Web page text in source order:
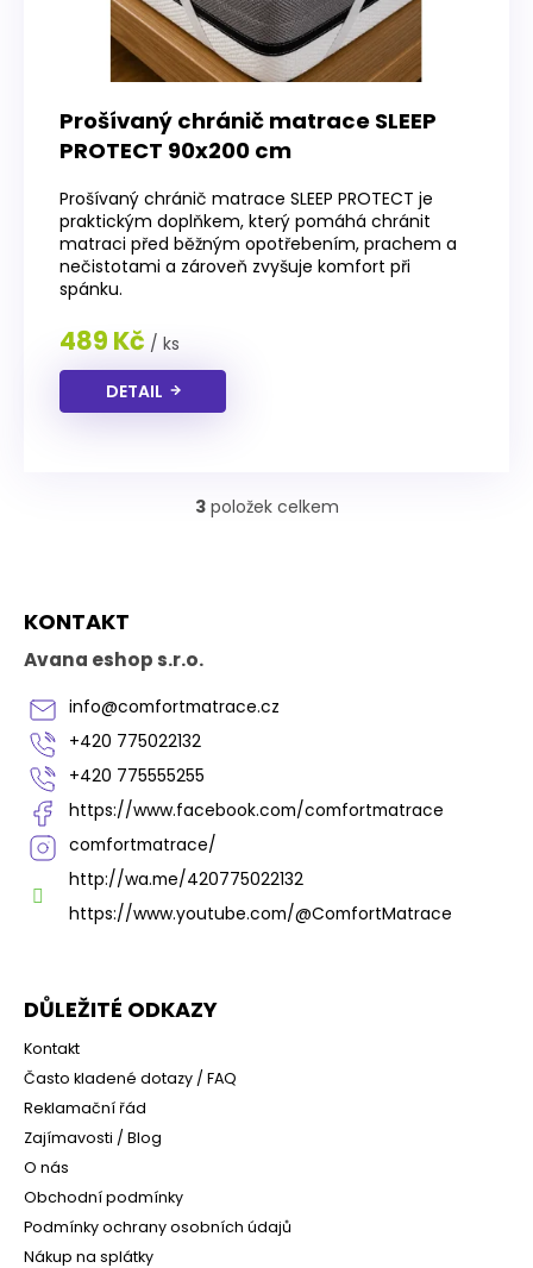
Prošívaný chránič matrace SLEEP
PROTECT 90x200 cm
Prošívaný chránič matrace SLEEP PROTECT je
praktickým doplňkem, který pomáhá chránit
matraci před běžným opotřebením, prachem a
nečistotami a zároveň zvyšuje komfort při
spánku.
489 Kč / ks
DETAIL
O
p
r
v
i
u
3položek celkem
KONTAKT
Avana eshop s.r.o.
info@comfortmatrace.cz
+420 775022132
+420 775555255
https://www.facebook.com/comfortmatrace
comfortmatrace/
http://wa.me/420775022132
https://www.youtube.com/@ComfortMatrace
DŮLEŽITÉ ODKAZY
Kontakt
Často kladené dotazy / FAQ
Reklamační řád
Zajímavosti / Blog
O nás
Obchodní podmínky
Podmínky ochrany osobních údajů
Nákup na splátky